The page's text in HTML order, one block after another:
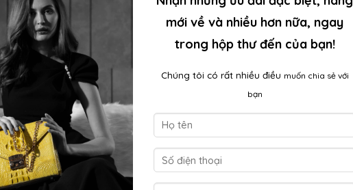
mới về và nhiều hơn nữa, ngay
trong hộp thư đến của bạn!
Chúng tôi có rất nhiều điều muốn chia sẻ với
bạn
your inbox!
Orders
Frequently Asked Questions
Shopping Guide
Payment & Delivery